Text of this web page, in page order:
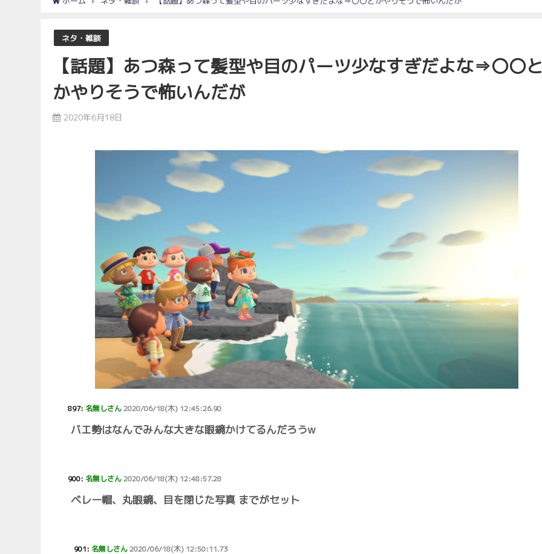
ネタ・雑談
【話題】あつ森って髪型や目のパーツ少なすぎだよな⇒〇〇
かやりそうで怖いんだが
2020年6月18日
897:名無しさん2020/06/18(木) 12:45:26.90
バエ勢はなんでみんな大きな眼鏡かけてるんだろうw
900:名無しさん2020/06/18(木) 12:48:57.28
ベレー帽、丸眼鏡、目を閉じた写真 までがセット
901:名無しさん2020/06/18(木) 12:50:11.73